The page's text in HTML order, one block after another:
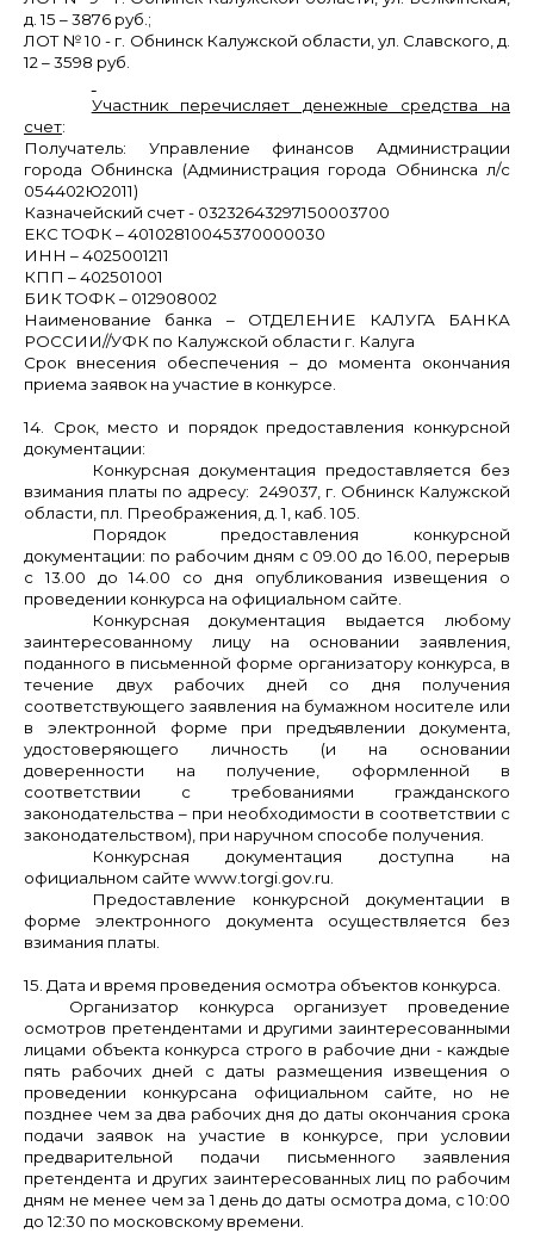
д. 15 – 3876 руб.;
ЛОТ № 10- г. Обнинск Калужской области, ул. Славского, д.
12 – 3598 руб.
Участник перечисляет денежные средства на
счет:
Получатель: Управление финансов Администрации
города Обнинска (Администрация города Обнинска л/с
054402Ю2011)
Казначейский счет - 03232643297150003700
ЕКС ТОФК – 40102810045370000030
ИНН – 4025001211
КПП – 402501001
БИК ТОФК – 012908002
Наименование банка – ОТДЕЛЕНИЕ КАЛУГА БАНКА
РОССИИ//УФК по Калужской области г. Калуга
Срок внесения обеспечения – до момента окончания
приема заявок на участие в конкурсе.
14. Срок, место и порядок предоставления конкурсной
документации:
Конкурсная документация предоставляется без
взимания платы по адресу: 249037, г. Обнинск Калужской
области, пл. Преображения, д. 1, каб. 105.
Порядок предоставления конкурсной
документации: по рабочим дням с 09.00 до 16.00, перерыв
с 13.00 до 14.00 со дня опубликования извещения о
проведении конкурса на официальном сайте.
Конкурсная документация выдается любому
заинтересованному лицу на основании заявления,
поданного в письменной форме организатору конкурса, в
течение двух рабочих дней со дня получения
соответствующего заявления на бумажном носителе или
в электронной форме при предъявлении документа,
удостоверяющего личность (и на основании
доверенности на получение, оформленной в
соответствии с требованиями гражданского
законодательства – при необходимости в соответствии с
законодательством), при наручном способе получения.
Конкурсная документация доступна на
официальном сайте www.torgi.gov.ru.
Предоставление конкурсной документации в
форме электронного документа осуществляется без
взимания платы.
15. Дата и время проведения осмотра объектов конкурса.
Организатор конкурса организует проведение
осмотров претендентами и другими заинтересованными
лицами объекта конкурса строго в рабочие дни - каждые
пять рабочих дней с даты размещения извещения о
проведении конкурсана официальном сайте, но не
позднее чем за два рабочих дня до даты окончания срока
подачи заявок на участие в конкурсе, при условии
предварительной подачи письменного заявления
претендента и других заинтересованных лиц по рабочим
дням не менее чем за 1 день до даты осмотра дома, с 10:00
до 12:30 по московскому времени.